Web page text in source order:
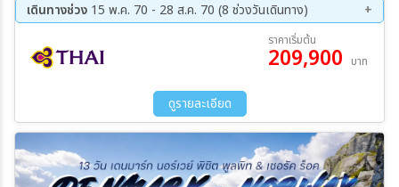
ยอฟ สเลตตาราตินดูร์ – หมู่บ้านไอดิ – เดินป่าไมกินส์ - สำรวจนกพัฟฟิน
หมู่บ้านทรอลเลนส์ - มิกลาดาเลอร์ หมู่บ้านกาซาดาลูร์ – จุดชมวิวน้ำตกมูลา
ฟอสซูร์ - ล่องเรือดรานการ์เนียร์
เดินทางช่วง 15 พ.ค. 70 - 28 ส.ค. 70 (8 ช่วงวันเดินทาง)
15 พ.ค. 70 - 23 พ.ค. 70
28 พ.ค. 70 - 05 มิ.ย 70
18 มิ.ย 70 - 26 มิ.ย 70
16 ก.ค. 70 - 24 ก.ค. 70
27 ก.ค. 70 - 04 ส.ค. 70
20 ส.ค. 70 - 28 ส.ค. 70
ราคาเริ่มต้น
209,900 บาท
ดูรายละเอียด